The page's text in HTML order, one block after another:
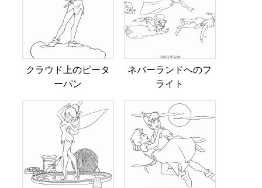
クラウド上のピータ
ーパン
ネバーランドへのフ
ライト